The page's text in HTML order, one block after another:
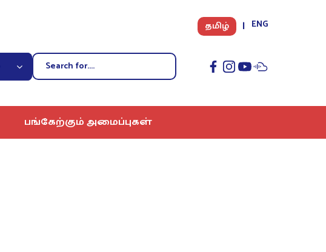
தமிழ் ENG
பங்கேற்கும் அமைப்புகள்